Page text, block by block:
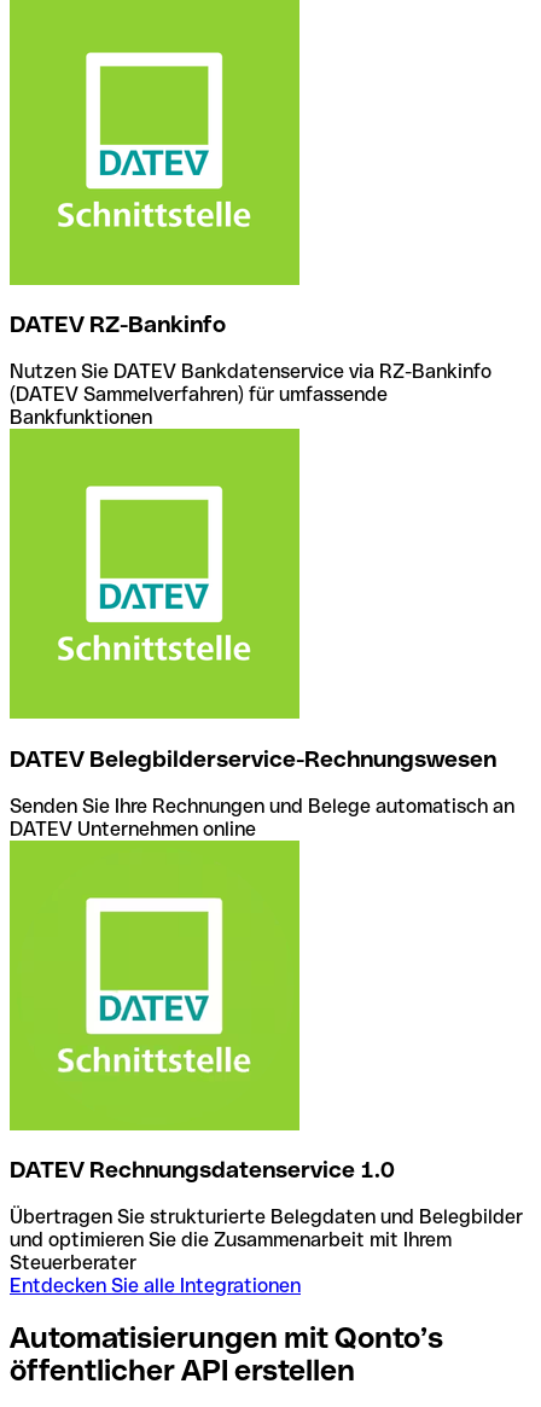
DATEV RZ-Bankinfo
Nutzen Sie DATEV Bankdatenservice via RZ-Bankinfo
(DATEV Sammelverfahren) für umfassende
Bankfunktionen
DATEV Belegbilderservice-Rechnungswesen
Senden Sie Ihre Rechnungen und Belege automatisch an
DATEV Unternehmen online
DATEV Rechnungsdatenservice 1.0
Übertragen Sie strukturierte Belegdaten und Belegbilder
und optimieren Sie die Zusammenarbeit mit Ihrem
Steuerberater
Entdecken Sie alle Integrationen
Automatisierungen mit Qonto’s
öffentlicher API erstellen